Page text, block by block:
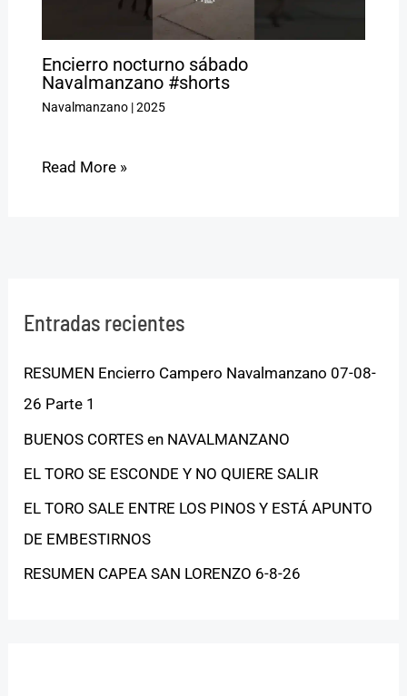
Encierro nocturno sábado
Navalmanzano #shorts
Navalmanzano|2025
Read More »
Entradas recientes
RESUMEN Encierro Campero Navalmanzano 07-08-
26 Parte 1
BUENOS CORTES en NAVALMANZANO
EL TORO SE ESCONDE Y NO QUIERE SALIR
EL TORO SALE ENTRE LOS PINOS Y ESTÁ APUNTO
DE EMBESTIRNOS
RESUMEN CAPEA SAN LORENZO 6-8-26